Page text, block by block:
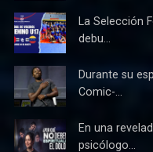
La Selección
debu...
Durante su
Comic-...
En una
psicólogo...